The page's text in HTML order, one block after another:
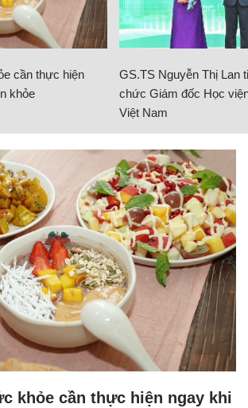
cần thực hiện
khỏe
GS.TS Nguyễn Thị Lan
chức Giám đốc Học
Việt Nam
khỏe cần thực hiện ngay khi